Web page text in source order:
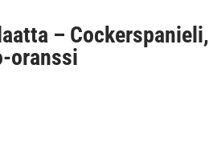
– Cockerspanieli,
oranssi